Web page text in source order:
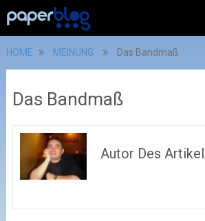
HOME MEINUNG Das Bandmaß
Das Bandmaß
Autor Des